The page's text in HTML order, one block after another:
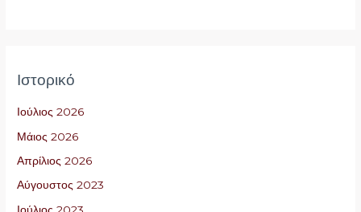
Ιστορικό
Ιούλιος 2026
Μάιος 2026
Απρίλιος 2026
Αύγουστος 2023
Ιούλιος 2023